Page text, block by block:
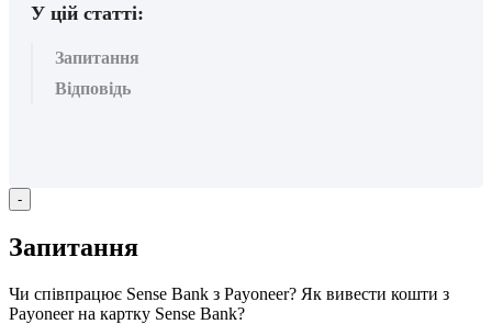
У цій статті:
Запитання
Відповідь
-
Запитання
Чи співпрацює Sense Bank з Payoneer? Як вивести кошти з
Payoneer на картку Sense Bank?